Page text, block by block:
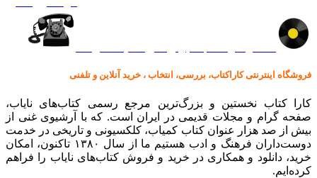
فروشگاه اینترنتی کاراکتاب، بررسی، انتخاب ، خرید آنلاین و تلفنی
کارا کتاب نخستین و بزرگ‌ترین مرجع رسمی کتاب‌های نایاب،
صفحه گرام و مجلات قدیمی در ایران است. که با آرشیوی غنی از
بیش از صد هزار عنوان کتاب کمیاب، کلکسیونی و تاریخی در خدمت
دوست‌داران فرهنگ و ادب هستیم ما از سال ۱۳۸۰ تاکنون، امکان
خرید، دانلود و همکاری در خرید و فروش کتاب‌های نایاب را فراهم
کرده‌ایم.